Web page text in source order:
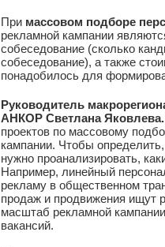
При массовом подборе
рекламной кампании
собеседование (сколько
собеседование), а также
понадобилось для
Руководитель
АНКОР Светлана Яковлева.
проектов по массовому
кампании. Чтобы
нужно проанализировать,
Например, линейный
рекламу в общественном
продаж и продвижения ищут
масштаб рекламной
вакансий.